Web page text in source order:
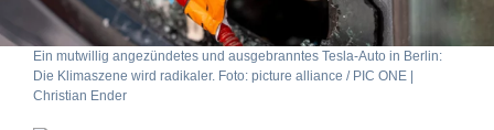
Ein mutwillig angezündetes und ausgebranntes Tesla-Auto in Berlin:
Die Klimaszene wird radikaler. Foto: picture alliance / PIC ONE |
Christian Ender